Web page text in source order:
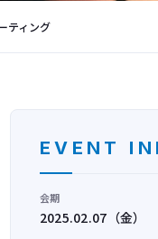
ティング
EVENT
会期
2025.02.07（金）